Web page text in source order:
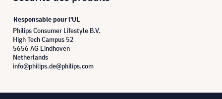
Responsable pour l'UE
Philips Consumer Lifestyle B.V.
High Tech Campus 52
5656 AG Eindhoven
Netherlands
info@philips.de@philips.com